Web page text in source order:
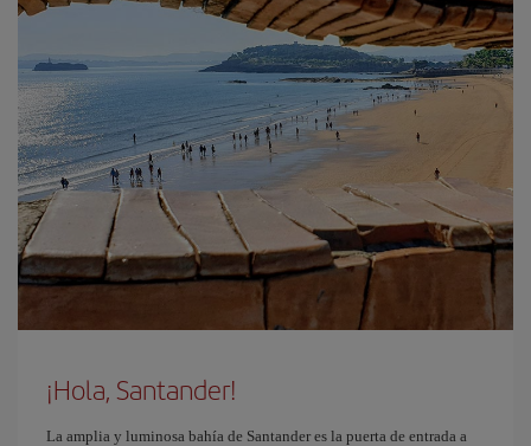
¡Hola, Santander!
La amplia y luminosa bahía de Santander es la puerta de entrada a